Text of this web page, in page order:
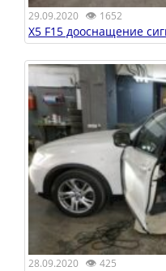
29.09.2020 👁 1652
X5 F15 дооснащение
28.09.2020 👁 425